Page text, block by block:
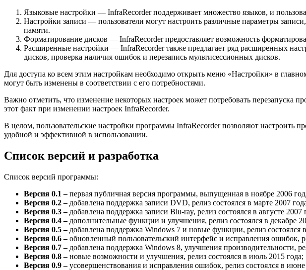
Языковые настройки — InfraRecorder поддерживает множество языков, и
Настройки записи — пользователи могут настроить различные параметры
памяти.
Форматирование дисков — InfraRecorder предоставляет возможность
Расширенные настройки — InfraRecorder также предлагает ряд расширенных
дисков, проверка наличия ошибок и перезапись мультисессионных дисков.
Для доступа ко всем этим настройкам необходимо открыть меню «Настройки» в
могут быть изменены в соответствии с его потребностями.
Важно отметить, что изменение некоторых настроек может потребовать
этот факт при изменении настроек InfraRecorder.
В целом, пользовательские настройки программы InfraRecorder позволяют настроить
удобной и эффективной в использовании.
Список версий и разработка
Список версий программы:
Версия 0.1 –первая публичная версия программы, выпущенная в ноябре 2006
Версия 0.2 –добавлена поддержка записи DVD, релиз состоялся в марте 2007
Версия 0.3 –добавлена поддержка записи Blu-ray, релиз состоялся в августе 2007
Версия 0.4 –дополнительные функции и улучшения, релиз состоялся в декабре
Версия 0.5 –добавлена поддержка Windows 7 и новые функции, релиз состоялся
Версия 0.6 –обновленный пользовательский интерфейс и исправления ошибок,
Версия 0.7 –добавлена поддержка Windows 8, улучшения производительности,
Версия 0.8 –новые возможности и улучшения, релиз состоялся в июль 2015 года;
Версия 0.9 –усовершенствования и исправления ошибок, релиз состоялся в июне